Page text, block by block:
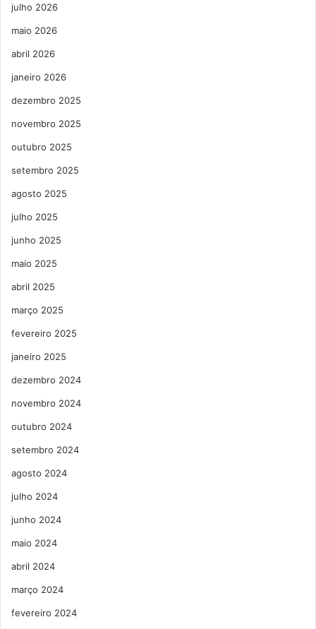
julho 2026
maio 2026
abril 2026
janeiro 2026
dezembro 2025
novembro 2025
outubro 2025
setembro 2025
agosto 2025
julho 2025
junho 2025
maio 2025
abril 2025
março 2025
fevereiro 2025
janeiro 2025
dezembro 2024
novembro 2024
outubro 2024
setembro 2024
agosto 2024
julho 2024
junho 2024
maio 2024
abril 2024
março 2024
fevereiro 2024